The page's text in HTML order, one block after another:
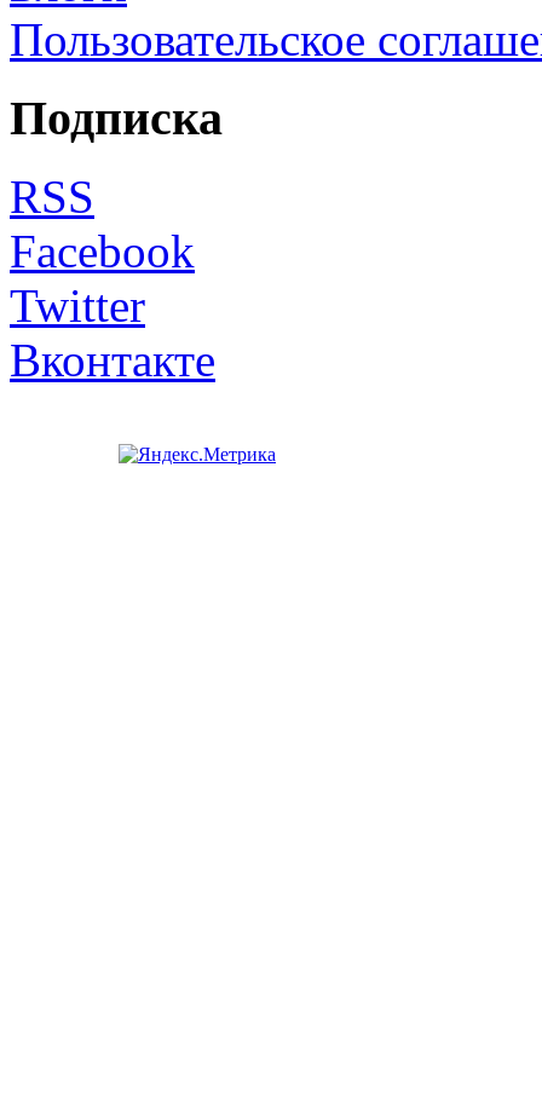
Пользовательское
Подписка
RSS
Facebook
Twitter
Вконтакте